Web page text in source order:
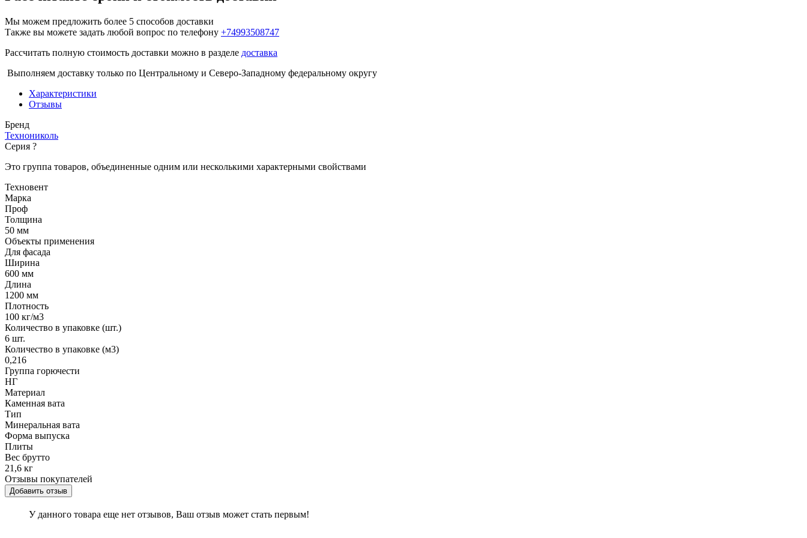
Мы можем предложить более 5 способов доставки
Также вы можете задать любой вопрос по телефону +74993508747
Рассчитать полную стоимость доставки можно в разделе доставка
Выполняем доставку только по Центральному и Северо-Западному федеральному округу
Характеристики
Отзывы
Бренд
Технониколь
Серия ?
Это группа товаров, объединенные одним или несколькими характерными свойствами
Техновент
Марка
Проф
Толщина
50 мм
Объекты применения
Для фасада
Ширина
600 мм
Длина
1200 мм
Плотность
100 кг/м3
Количество в упаковке (шт.)
6 шт.
Количество в упаковке (м3)
0,216
Группа горючести
НГ
Материал
Каменная вата
Тип
Минеральная вата
Форма выпуска
Плиты
Вес брутто
21,6 кг
Отзывы покупателей
Добавить отзыв
У данного товара еще нет отзывов, Ваш отзыв может стать первым!